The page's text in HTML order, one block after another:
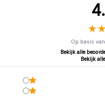
★★
★★
Op basis
Bekijk alle
Bekijk